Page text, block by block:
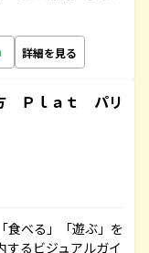
詳細を見る
Ｐｌａｔ パリ
食べる」「遊ぶ」を
するビジュアルガイ